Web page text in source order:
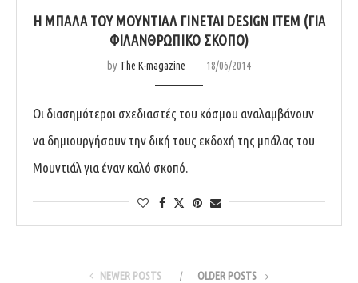
Η ΜΠΆΛΑ ΤΟΥ ΜΟΥΝΤΙΆΛ ΓΊΝΕΤΑΙ DESIGN ITEM (ΓΙΑ
ΦΙΛΑΝΘΡΩΠΙΚΌ ΣΚΟΠΌ)
by The K-magazine 18/06/2014
Οι διασημότεροι σχεδιαστές του κόσμου αναλαμβάνουν
να δημιουργήσουν την δική τους εκδοχή της μπάλας του
Μουντιάλ για έναν καλό σκοπό.
NEWER POSTS OLDER POSTS